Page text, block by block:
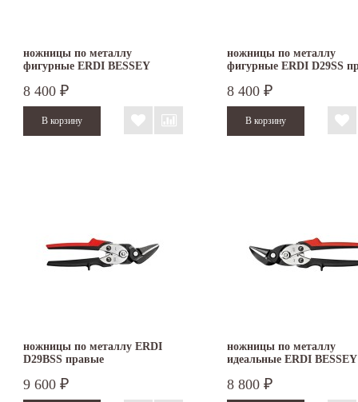
ножницы по металлу
фигурные ERDI BESSEY
8 400 ₽
ножницы по металлу
фигурные ERDI D29SS
8 400 ₽
ножницы по металлу ERDI
D29BSS правые
9 600 ₽
ножницы по металлу
идеальные ERDI BESSEY
8 800 ₽